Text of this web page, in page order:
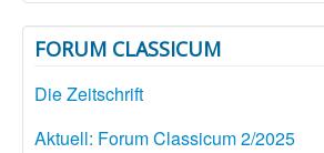
FORUM CLASSICUM
Die Zeitschrift
Aktuell: Forum Classicum 2/2025